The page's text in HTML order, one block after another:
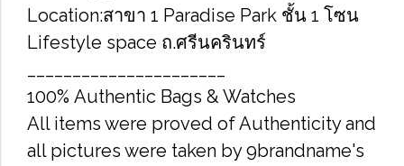
Location:สาขา 1 Paradise Park ชั้น 1 โซน
Lifestyle space ถ.ศรีนครินทร์
100% Authentic Bags & Watches
All items were proved of Authenticity and
all pictures were taken by 9brandname's